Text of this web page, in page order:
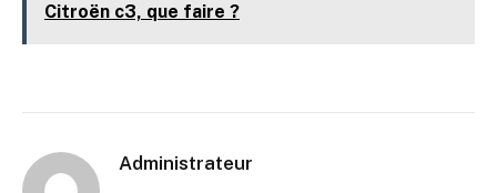
Citroën c3, que faire ?
Administrateur